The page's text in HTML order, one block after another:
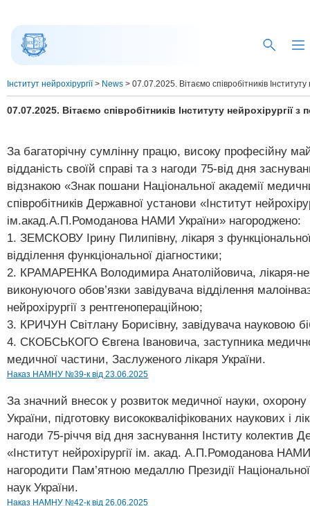
Інститут нейрохірургії> News > 07.07.2025. Вітаємо співробітників
07.07.2025. Вітаємо співробітників Інституту нейрохірургії
За багаторічну сумлінну працю, високу професійну
відданість своїй справі та з нагоди 75-від дня
відзнакою «Знак пошани Національної академії
співробітників Державної установи «Інститут
ім.акад.А.П.Ромоданова НАМИ України» нагороджено:
1. ЗЕМСКОВУ Ірину Пилипівну, лікаря з
відділення функціональної діагностики;
2. КРАМАРЕНКА Володимира Анатолійовича, лікаря-
виконуючого обов’язки завідувача відділення
нейрохірургії з рентгенопераційною;
3. КРИЧУН Світлану Борисівну, завідувача науковою
4. СКОБСЬКОГО Євгена Івановича, заступника
медичної частини, Заслуженого лікаря України.
Наказ НАМНУ №39-к від 23.06.2025
За значний внесок у розвиток медичної науки, охорону
України, підготовку висококваліфікованих наукових і
нагоди 75-річчя від дня заснування Інститу колектив
«Інститут нейрохірургії ім. акад. А.П.Ромоданова
нагородити Пам’ятною медаллю Президії
наук України.
Наказ НАМНУ №42-к від 26.06.2025